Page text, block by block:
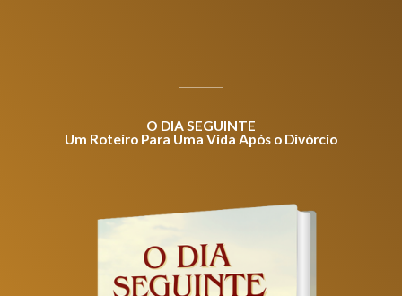
O DIA SEGUINTE
Um Roteiro Para Uma Vida Após o Divórcio